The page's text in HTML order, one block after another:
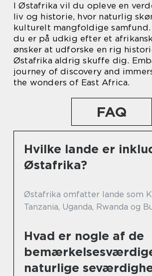
I Østafrika vil du opleve en
liv og historie, hvor naturlig
kulturelt mangfoldige samfund.
du er på udkig efter et
ønsker at udforske en rig
Østafrika aldrig skuffe dig.
journey of discovery and
the wonders of East Africa.
FAQ
Hvilke lande er
Østafrika?
Østafrika omfatter lande som
Tanzania, Uganda, Rwanda og
Hvad er nogle af de
naturlige